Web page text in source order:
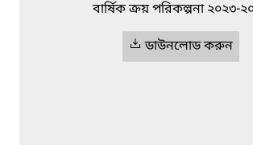
বার্ষিক ক্রয় পরিকল্পনা ২০২৩-
ডাউনলোড করুন